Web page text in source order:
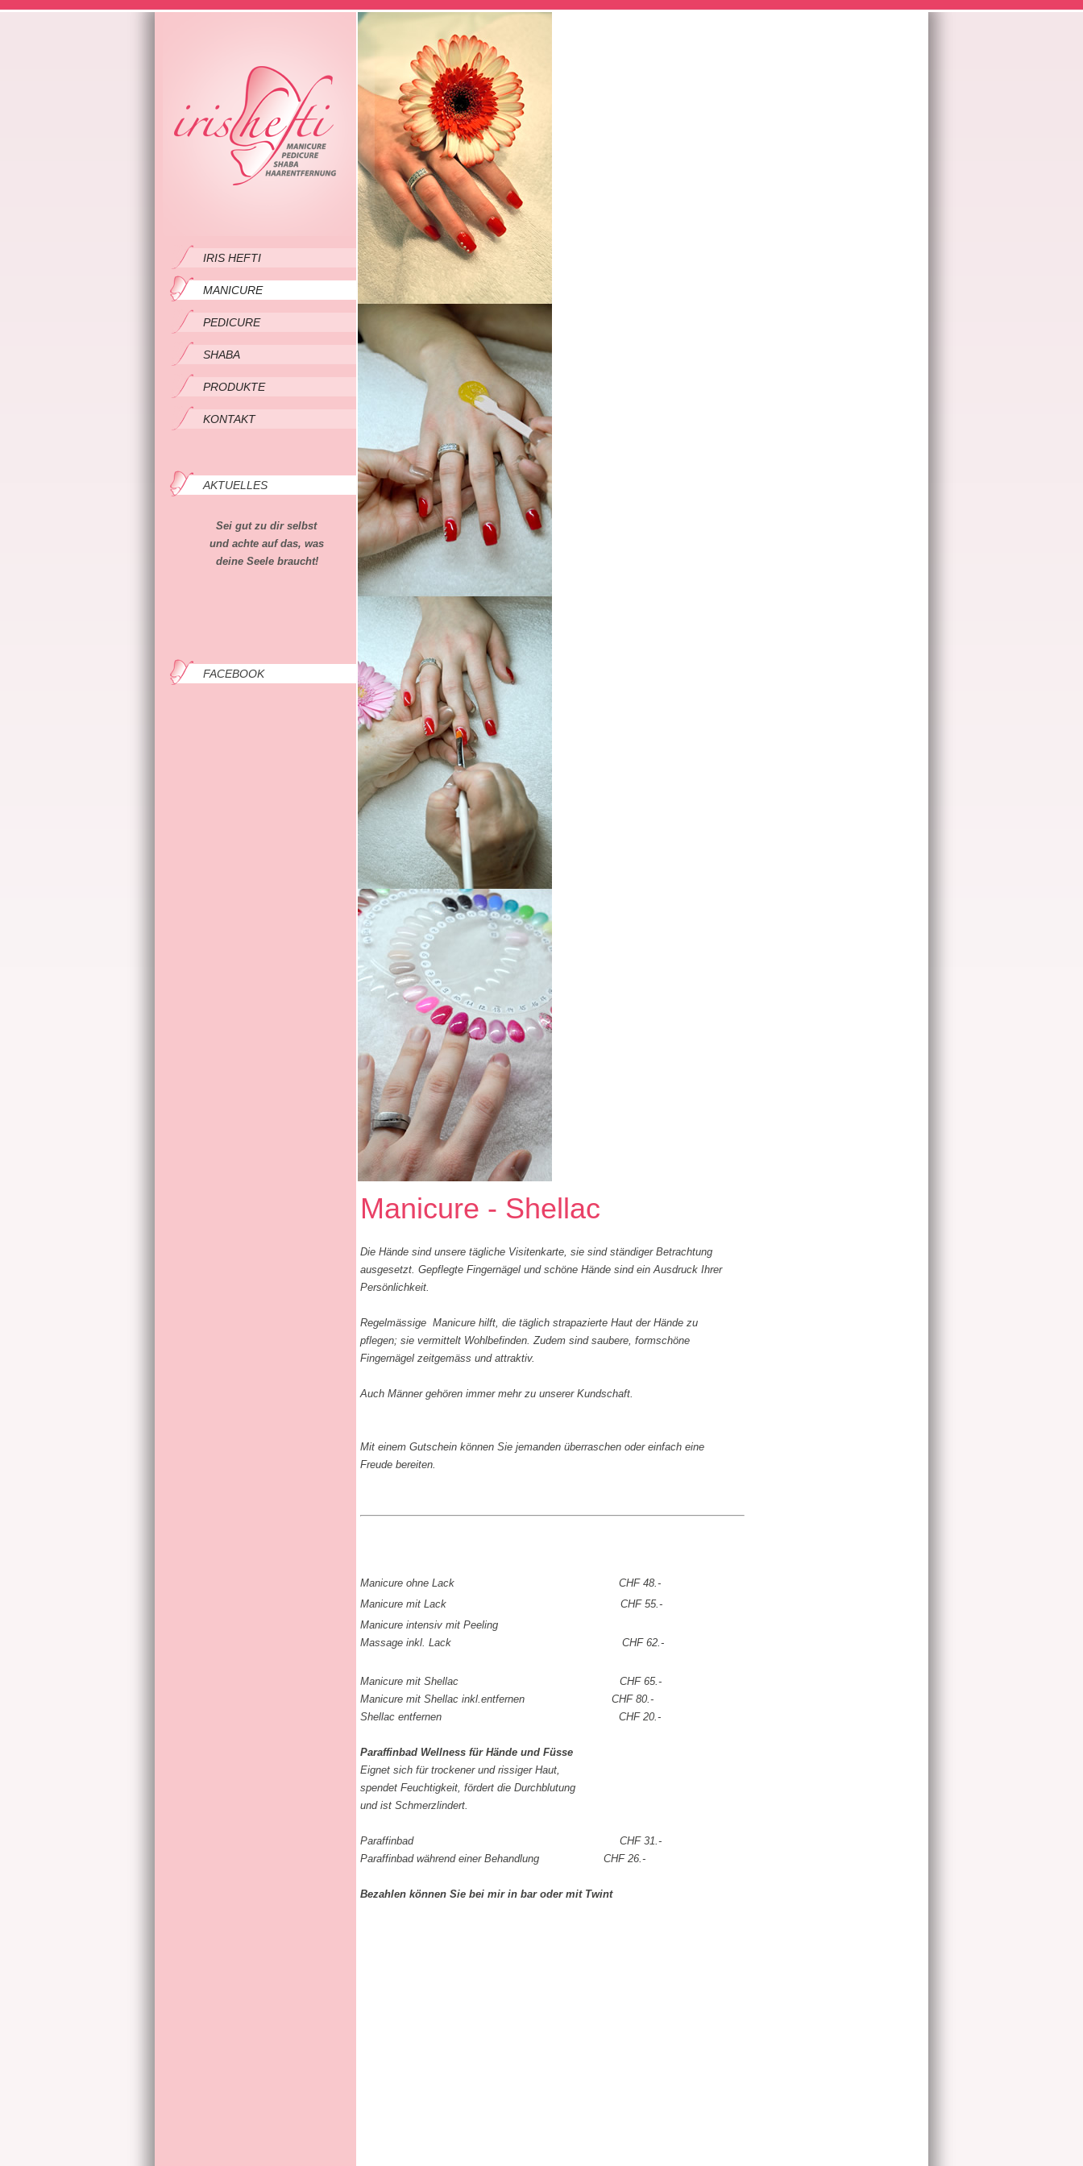
IRIS HEFTI
MANICURE
PEDICURE
SHABA
PRODUKTE
KONTAKT
AKTUELLES
Sei gut zu dir selbst
und achte auf das, was
deine Seele braucht!
FACEBOOK
Manicure - Shellac
Die Hände sind unsere tägliche Visitenkarte, sie sind ständiger Betrachtung
ausgesetzt. Gepflegte Fingernägel und schöne Hände sind ein Ausdruck Ihrer
Persönlichkeit.
Regelmässige Manicure hilft, die täglich strapazierte Haut der Hände zu
pflegen; sie vermittelt Wohlbefinden. Zudem sind saubere, formschöne
Fingernägel zeitgemäss und attraktiv.
Auch Männer gehören immer mehr zu unserer Kundschaft.
Mit einem Gutschein können Sie jemanden überraschen oder einfach eine
Freude bereiten.
Manicure ohne Lack CHF 48.-
Manicure mit Lack CHF 55.-
Manicure intensiv mit Peeling
Massage inkl. Lack CHF 62.-
Manicure mit Shellac CHF 65.-
Manicure mit Shellac inkl.entfernen CHF 80.-
Shellac entfernen CHF 20.-
Paraffinbad Wellness für Hände und Füsse
Eignet sich für trockener und rissiger Haut,
spendet Feuchtigkeit, fördert die Durchblutung
und ist Schmerzlindert.
Paraffinbad CHF 31.-
Paraffinbad während einer Behandlung CHF 26.-
Bezahlen können Sie bei mir in bar oder mit Twint